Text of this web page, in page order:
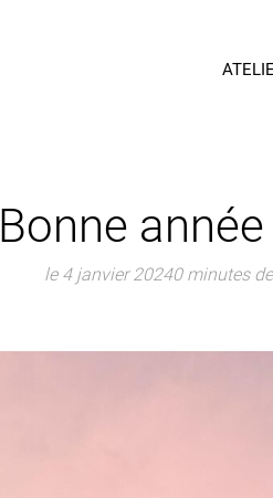
Bonne
le 4 janvier 20240 minutes